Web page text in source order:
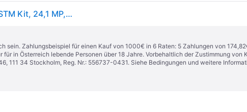
Canon EOS R100 + RF-S 18-45mm F4.5-6.3 IS STM Kit, 24,1 MP, 6000 x 4000 Pixel, CMOS,
sein. Zahlungsbeispiel für einen Kauf von 1000€ in 6 Raten: 5 Zahlungen von
für in Österreich lebende Personen über 18 Jahre. Vorbehaltlich der Zustimmung
111 34 Stockholm, Reg. Nr.: 556737-0431. Siehe Bedingungen und weitere